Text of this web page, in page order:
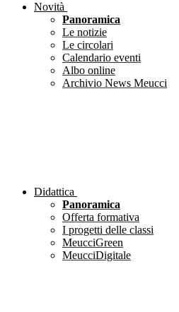
Novità
Panoramica
Le notizie
Le circolari
Calendario eventi
Albo online
Archivio News Meucci
Didattica
Panoramica
Offerta formativa
I progetti delle classi
MeucciGreen
MeucciDigitale